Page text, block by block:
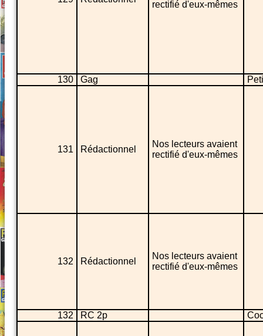
rectifié d'eux-mêmes
130 Gag
131 Rédactionnel
Nos lecteurs avaient
rectifié d'eux-mêmes
132 Rédactionnel
Nos lecteurs avaient
rectifié d'eux-mêmes
132 RC 2p